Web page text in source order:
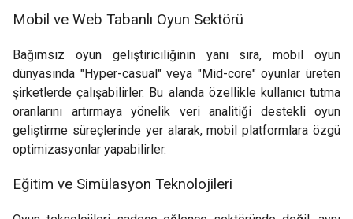
Mobil ve Web Tabanlı Oyun Sektörü
Bağımsız oyun geliştiriciliğinin yanı sıra, mobil oyun
dünyasında "Hyper-casual" veya "Mid-core" oyunlar üreten
şirketlerde çalışabilirler. Bu alanda özellikle kullanıcı tutma
oranlarını artırmaya yönelik veri analitiği destekli oyun
geliştirme süreçlerinde yer alarak, mobil platformlara özgü
optimizasyonlar yapabilirler.
Eğitim ve Simülasyon Teknolojileri